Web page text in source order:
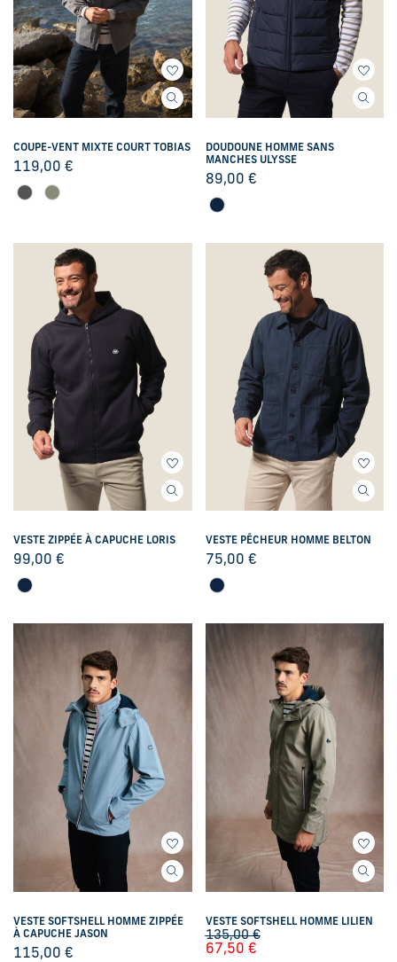
COUPE-VENT MIXTE COURT TOBIAS
119,00 €
DOUDOUNE HOMME SANS
MANCHES ULYSSE
89,00 €
VESTE ZIPPÉE À CAPUCHE LORIS
99,00 €
VESTE PÊCHEUR HOMME BELTON
75,00 €
VESTE SOFTSHELL HOMME ZIPPÉE
À CAPUCHE JASON
115,00 €
VESTE SOFTSHELL HOMME LILIEN
135,00€
67,50 €